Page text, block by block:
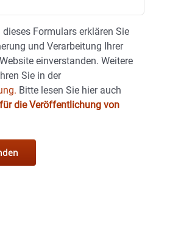
Formulars erklären Sie
und Verarbeitung Ihrer
einverstanden. Weitere
Sie in der
Bitte lesen Sie hier auch
die Veröffentlichung von